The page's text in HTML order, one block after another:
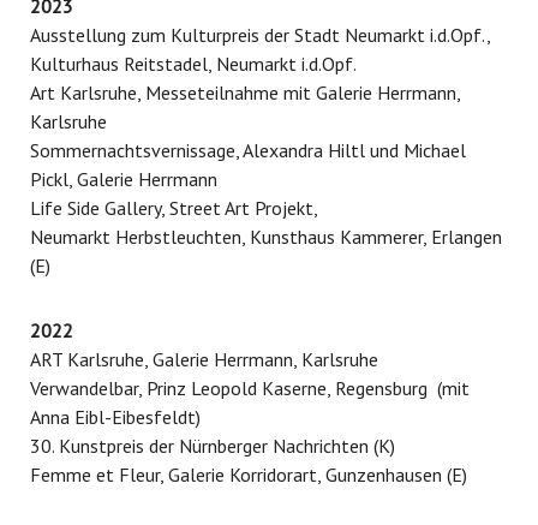
2023
Ausstellung zum Kulturpreis der Stadt Neumarkt i.d.Opf.,
Kulturhaus Reitstadel, Neumarkt i.d.Opf.
Art Karlsruhe, Messeteilnahme mit Galerie Herrmann,
Karlsruhe
Sommernachtsvernissage, Alexandra Hiltl und Michael
Pickl, Galerie Herrmann
Life Side Gallery, Street Art Projekt,
Neumarkt Herbstleuchten, Kunsthaus Kammerer, Erlangen
(E)
2022
ART Karlsruhe, Galerie Herrmann, Karlsruhe
Verwandelbar, Prinz Leopold Kaserne, Regensburg (mit
Anna Eibl-Eibesfeldt)
30. Kunstpreis der Nürnberger Nachrichten (K)
Femme et Fleur, Galerie Korridorart, Gunzenhausen (E)